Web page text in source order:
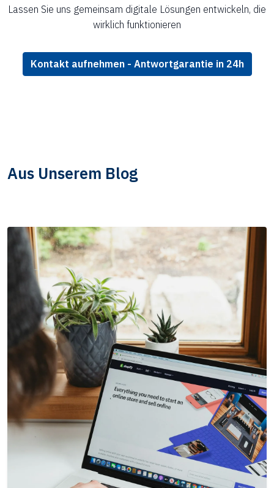
Lassen Sie uns gemeinsam digitale Lösungen entwickeln, die
wirklich funktionieren
Kontakt aufnehmen - Antwortgarantie in 24h
Aus Unserem Blog